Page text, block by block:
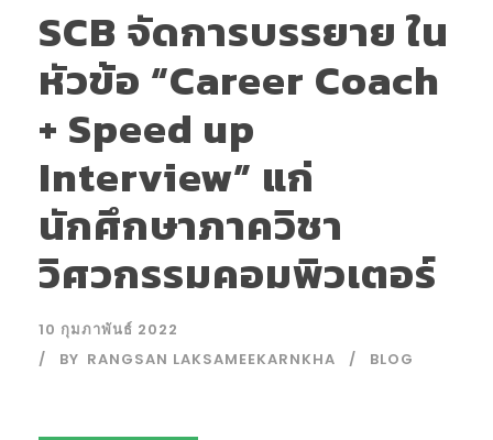
SCB จัดการบรรยาย ใน
หัวข้อ “Career Coach
+ Speed up
Interview” แก่
นักศึกษาภาควิชา
วิศวกรรมคอมพิวเตอร์
10 กุมภาพันธ์ 2022
BY RANGSAN LAKSAMEEKARNKHA BLOG